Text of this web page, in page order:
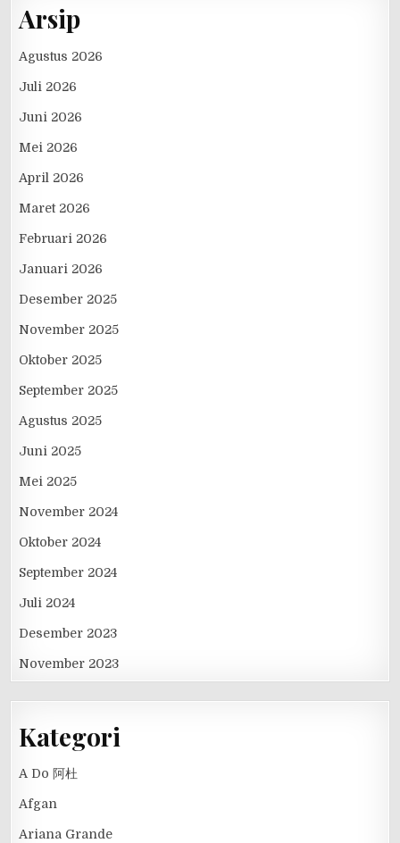
Arsip
Agustus 2026
Juli 2026
Juni 2026
Mei 2026
April 2026
Maret 2026
Februari 2026
Januari 2026
Desember 2025
November 2025
Oktober 2025
September 2025
Agustus 2025
Juni 2025
Mei 2025
November 2024
Oktober 2024
September 2024
Juli 2024
Desember 2023
November 2023
Kategori
A Do 阿杜
Afgan
Ariana Grande